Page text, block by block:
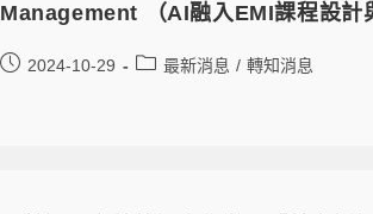
Management （AI融入EMI課程設計
2024-10-29 最新消息 / 轉知消息